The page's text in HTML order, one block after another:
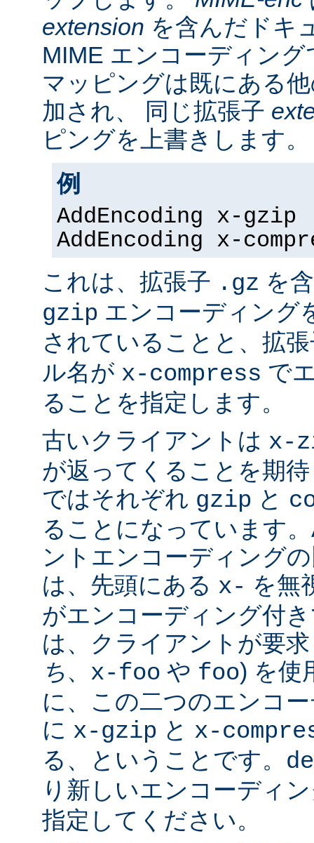
extension を含んだドキ
MIME エンコーディン
マッピングは既にある
加され、 同じ拡張子
ピングを上書きします。
例
AddEncoding x-gzip
AddEncoding x-
これは、拡張子 .gz を
gzip エンコーディング
されていることと、拡
ル名が x-compress で
ることを指定します。
古いクライアントは x-
が返ってくることを期
ではそれぞれ gzip と
ることになっています
ントエンコーディング
は、先頭にある x- を無
がエンコーディング付
は、クライアントが要
ち、 x-foo や foo) を使
に、この二つのエンコ
に x-gzip と x-
る、ということです。
り新しいエンコーディ
指定してください。